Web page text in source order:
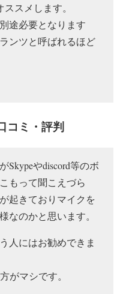
スメします。
途必要となります
ンツと呼ばれるほど
コミ・評判
Skypeやdiscord等のボ
もって聞こえづら
起きておりマイクを
なのかと思います。
人にはお勧めできま
がマシです。